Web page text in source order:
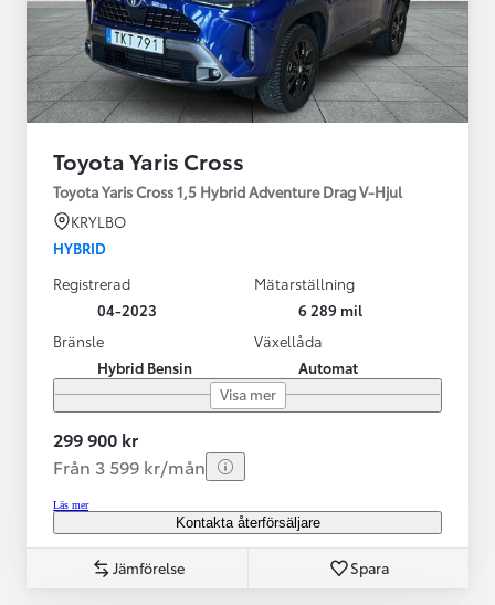
Toyota Yaris Cross
Toyota Yaris Cross 1,5 Hybrid Adventure Drag V-Hjul
KRYLBO
HYBRID
Registrerad
04-2023
Mätarställning
6 289 mil
Bränsle
Hybrid Bensin
Växellåda
Automat
Visa mer
299 900 kr
Från 3 599 kr/mån
Läs mer
Kontakta återförsäljare
Jämförelse Spara